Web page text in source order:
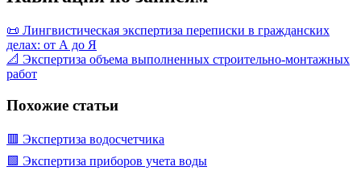
📜 Лингвистическая экспертиза переписки в гражданских
делах: от А до Я
📐 Экспертиза объема выполненных строительно-монтажных
работ
Похожие статьи
🟥 Экспертиза водосчетчика
🟩 Экспертиза приборов учета воды